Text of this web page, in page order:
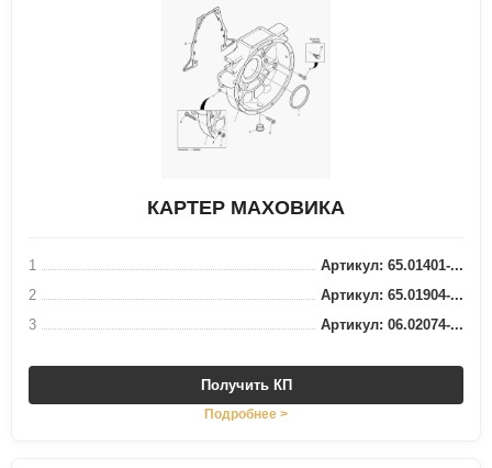
КАРТЕР МАХОВИКА
1
Артикул: 65.01401-...
2
Артикул: 65.01904-...
3
Артикул: 06.02074-...
Получить КП
Подробнее >